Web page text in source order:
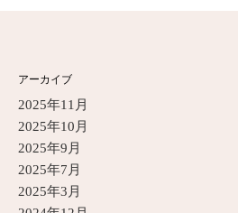
アーカイブ
2025年11月
2025年10月
2025年9月
2025年7月
2025年3月